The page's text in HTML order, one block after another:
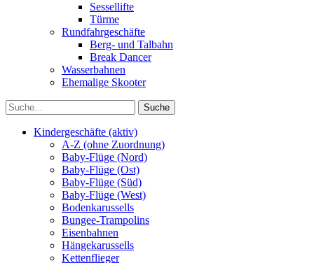
Sessellifte
Türme
Rundfahrgeschäfte
Berg- und Talbahn
Break Dancer
Wasserbahnen
Ehemalige Skooter
Kindergeschäfte (aktiv)
A-Z (ohne Zuordnung)
Baby-Flüge (Nord)
Baby-Flüge (Ost)
Baby-Flüge (Süd)
Baby-Flüge (West)
Bodenkarussells
Bungee-Trampolins
Eisenbahnen
Hängekarussells
Kettenflieger